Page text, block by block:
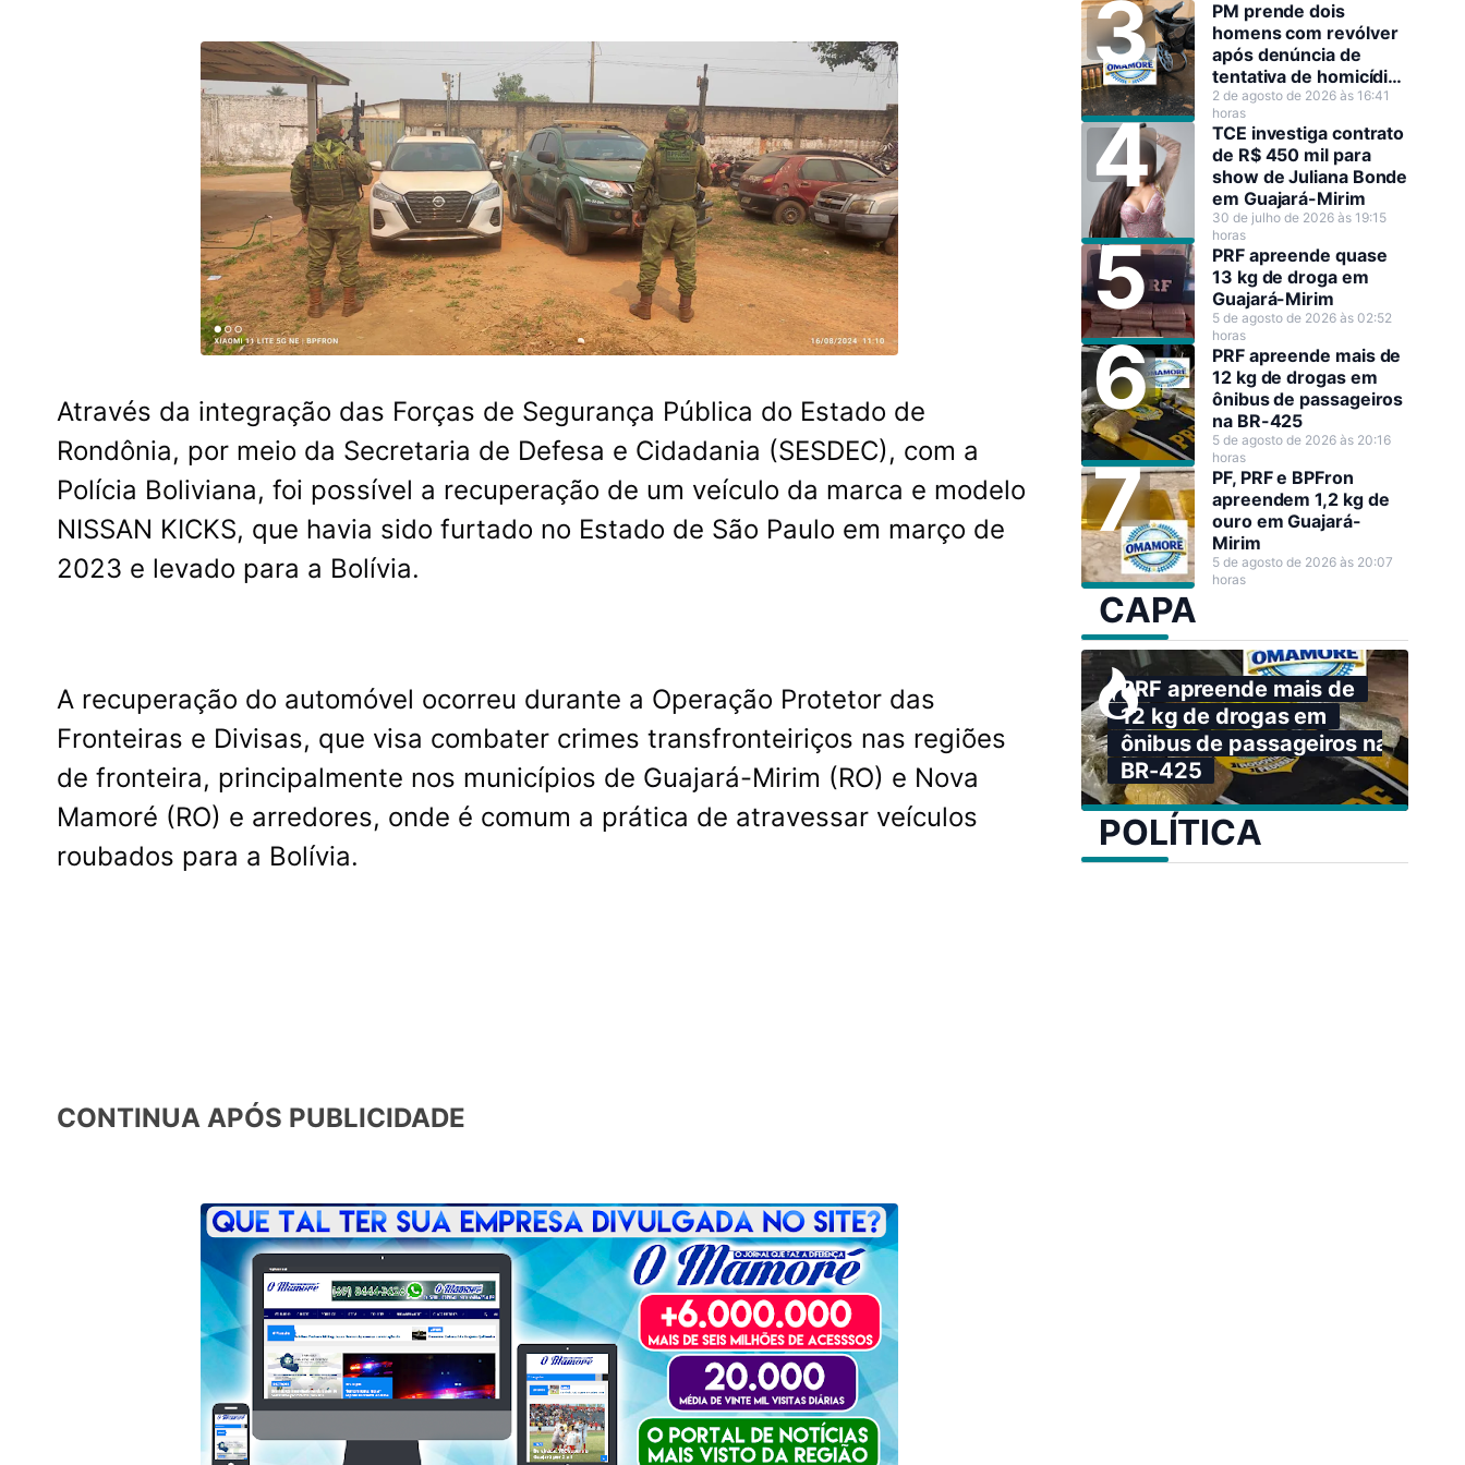
Através da integração das Forças de Segurança Pública do Estado de
Rondônia, por meio da Secretaria de Defesa e Cidadania (SESDEC), com a
Polícia Boliviana, foi possível a recuperação de um veículo da marca e modelo
NISSAN KICKS, que havia sido furtado no Estado de São Paulo em março de
2023 e levado para a Bolívia.
A recuperação do automóvel ocorreu durante a Operação Protetor das
Fronteiras e Divisas, que visa combater crimes transfronteiriços nas regiões
de fronteira, principalmente nos municípios de Guajará-Mirim (RO) e Nova
Mamoré (RO) e arredores, onde é comum a prática de atravessar veículos
roubados para a Bolívia.
CONTINUA APÓS PUBLICIDADE
PM prende dois
homens com revólver
após denúncia de
tentativa de homicídio
em Guajará-Mirim
2 de agosto de 2026 às 16:41
horas
TCE investiga contrato
de R$ 450 mil para
show de Juliana Bonde
em Guajará-Mirim
30 de julho de 2026 às 19:15
horas
PRF apreende quase
13 kg de droga em
Guajará-Mirim
5 de agosto de 2026 às 02:52
horas
PRF apreende mais de
12 kg de drogas em
ônibus de passageiros
na BR-425
5 de agosto de 2026 às 20:16
horas
PF, PRF e BPFron
apreendem 1,2 kg de
ouro em Guajará-
Mirim
5 de agosto de 2026 às 20:07
horas
CAPA
PRF apreende mais de
12 kg de drogas em
ônibus de passageiros na
BR-425
POLÍTICA